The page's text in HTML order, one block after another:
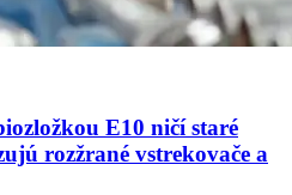
E10 ničí staré
rozžrané vstrekovače a